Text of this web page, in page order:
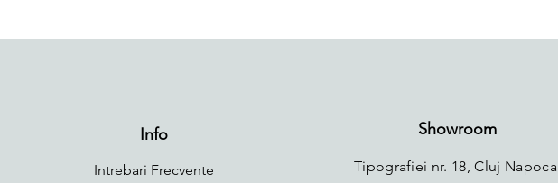
Info
Intrebari Frecvente
Showroom
Tipografiei nr. 18, Cluj Napoca